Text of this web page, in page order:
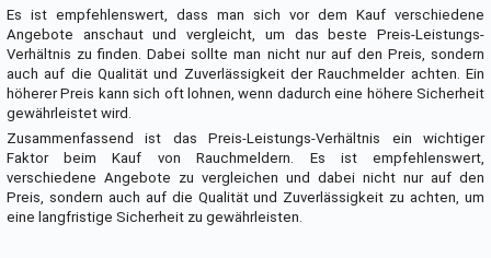
Es ist empfehlenswert, dass man sich vor dem Kauf verschiedene
Angebote anschaut und vergleicht, um das beste Preis-Leistungs-
Verhältnis zu finden. Dabei sollte man nicht nur auf den Preis, sondern
auch auf die Qualität und Zuverlässigkeit der Rauchmelder achten. Ein
höherer Preis kann sich oft lohnen, wenn dadurch eine höhere Sicherheit
gewährleistet wird.
Zusammenfassend ist das Preis-Leistungs-Verhältnis ein wichtiger
Faktor beim Kauf von Rauchmeldern. Es ist empfehlenswert,
verschiedene Angebote zu vergleichen und dabei nicht nur auf den
Preis, sondern auch auf die Qualität und Zuverlässigkeit zu achten, um
eine langfristige Sicherheit zu gewährleisten.